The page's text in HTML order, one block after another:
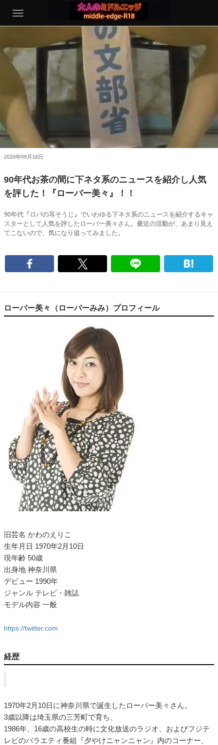
2020年09月18日
90年代お茶の間に下ネタ系のニュースを紹介し人気
を評した！『ローバー美々』！！
90年代『ロバの耳そうじ』でいわゆる下ネタ系のニュースを紹介するキャ
スターとして人気を評したローバー美々さん。最近の活動が、あまり見え
てこないので、気になり追ってみました。
ローバー美々（ローバーみみ）プロフィール
旧芸名 かわのえりこ
生年月日 1970年2月10日
現年齢 50歳
出身地 神奈川県
デビュー 1990年
ジャンル テレビ・雑誌
モデル内容 一般
https://twitter.com
経歴
1970年2月10日に神奈川県で誕生したローバー美々さん。
3歳以降は埼玉県の三芳町で育ち、
1986年、16歳の高校生の時に文化放送のラジオ、およびフジテ
レビのバラエティ番組『夕やけニャンニャン』内のコーナー、